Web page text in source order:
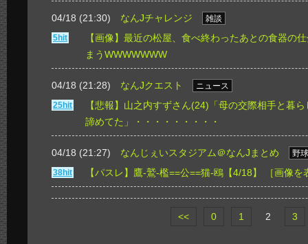
04/18 (21:30) なんJチャレンジ
雑談
5hit
【画像】最近の松屋、食べ終わったあとの食器の
まうWWWWWWW
04/18 (21:28) なんJクエスト
ニュース
25hit
【悲報】山之内すずさん(24)「母の交際相手と暮
諦めてた」・・・・・・・・・
04/18 (21:27) なんじぇいスタジアム＠なんJまとめ
野
38hit
【パスレ】鷹-鷲-檻==公==猫-鴎【4/18】 ［画像を
<< 0 1 2 3